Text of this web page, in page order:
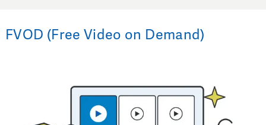
FVOD (Free Video on Demand)